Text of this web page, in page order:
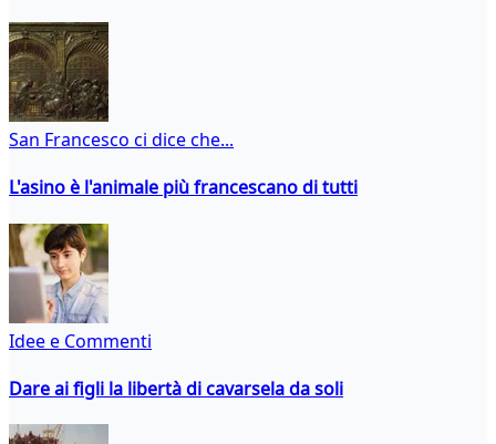
San Francesco ci dice che...
L'asino è l'animale più francescano di tutti
Idee e Commenti
Dare ai figli la libertà di cavarsela da soli